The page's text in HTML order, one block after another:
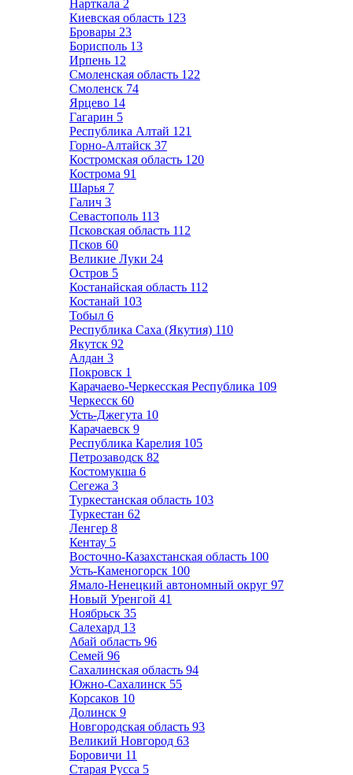
Нарткала 2
Киевская область 123
Бровары 23
Борисполь 13
Ирпень 12
Смоленская область 122
Смоленск 74
Ярцево 14
Гагарин 5
Республика Алтай 121
Горно-Алтайск 37
Костромская область 120
Кострома 91
Шарья 7
Галич 3
Севастополь 113
Псковская область 112
Псков 60
Великие Луки 24
Остров 5
Костанайская область 112
Костанай 103
Тобыл 6
Республика Саха (Якутия) 110
Якутск 92
Алдан 3
Покровск 1
Карачаево-Черкесская Республика 109
Черкесск 60
Усть-Джегута 10
Карачаевск 9
Республика Карелия 105
Петрозаводск 82
Костомукша 6
Сегежа 3
Туркестанская область 103
Туркестан 62
Ленгер 8
Кентау 5
Восточно-Казахстанская область 100
Усть-Каменогорск 100
Ямало-Ненецкий автономный округ 97
Новый Уренгой 41
Ноябрьск 35
Салехард 13
Абай область 96
Семей 96
Сахалинская область 94
Южно-Сахалинск 55
Корсаков 10
Долинск 9
Новгородская область 93
Великий Новгород 63
Боровичи 11
Старая Русса 5